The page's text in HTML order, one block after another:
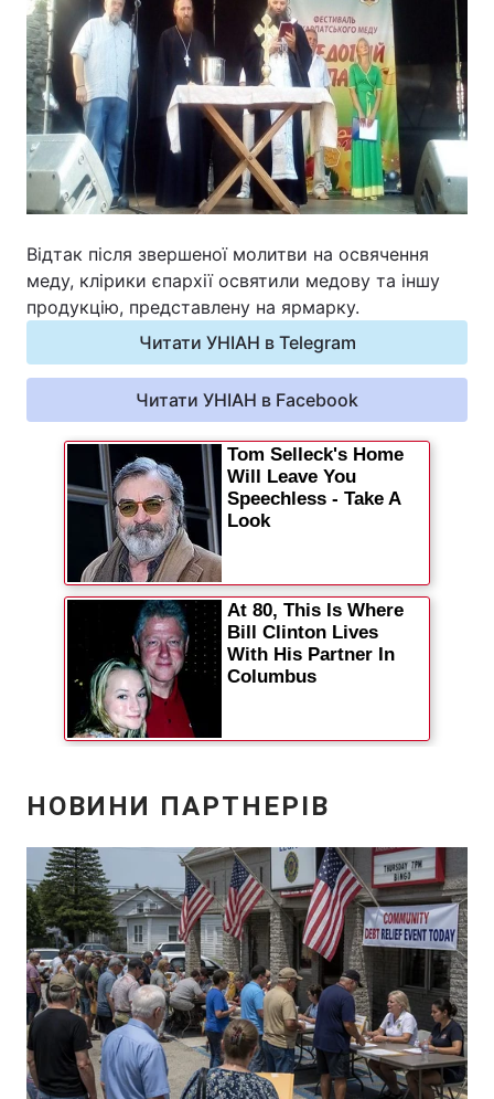
Відтак після звершеної молитви на освячення
меду, клірики єпархії освятили медову та іншу
продукцію, представлену на ярмарку.
Читати УНІАН в Telegram
Читати УНІАН в Facebook